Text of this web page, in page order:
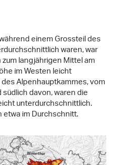
im Altschnee weniger
Lawinen im Altschnee
schneearmen Stellen und
Schnee ausgelöst
sind die
und Lawinen
In diesen Gebieten
langsam beruhigen und
muss auch in den
sogar Wochen mit
gerechnet
9. Januar der Fall ist.